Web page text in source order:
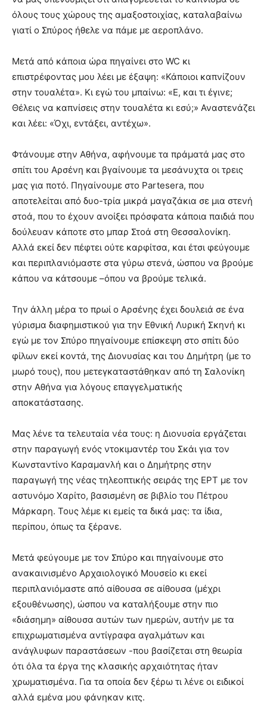
όλους τους χώρους της αμαξοστοιχίας, καταλαβαίνω
γιατί ο Σπύρος ήθελε να πάμε με αεροπλάνο.
Μετά από κάποια ώρα πηγαίνει στο WC κι
επιστρέφοντας μου λέει με έξαψη: «Κάποιοι καπνίζουν
στην τουαλέτα». Κι εγώ του μπαίνω: «Ε, και τι έγινε;
Θέλεις να καπνίσεις στην τουαλέτα κι εσύ;» Αναστενάζει
και λέει: «Όχι, εντάξει, αντέχω».
Φτάνουμε στην Αθήνα, αφήνουμε τα πράματά μας στο
σπίτι του Αρσένη και βγαίνουμε τα μεσάνυχτα οι τρεις
μας για ποτό. Πηγαίνουμε στο Partesera, που
αποτελείται από δυο-τρία μικρά μαγαζάκια σε μια στενή
στοά, που το έχουν ανοίξει πρόσφατα κάποια παιδιά που
δούλευαν κάποτε στο μπαρ Στοά στη Θεσσαλονίκη.
Αλλά εκεί δεν πέφτει ούτε καρφίτσα, και έτσι φεύγουμε
και περιπλανιόμαστε στα γύρω στενά, ώσπου να βρούμε
κάπου να κάτσουμε –όπου να βρούμε τελικά.
Την άλλη μέρα το πρωί ο Αρσένης έχει δουλειά σε ένα
γύρισμα διαφημιστικού για την Εθνική Λυρική Σκηνή κι
εγώ με τον Σπύρο πηγαίνουμε επίσκεψη στο σπίτι δύο
φίλων εκεί κοντά, της Διονυσίας και του Δημήτρη (με το
μωρό τους), που μετεγκαταστάθηκαν από τη Σαλονίκη
στην Αθήνα για λόγους επαγγελματικής
αποκατάστασης.
Μας λένε τα τελευταία νέα τους: η Διονυσία εργάζεται
στην παραγωγή ενός ντοκιμαντέρ του Σκάι για τον
Κωνσταντίνο Καραμανλή και ο Δημήτρης στην
παραγωγή της νέας τηλεοπτικής σειράς της ΕΡΤ με τον
αστυνόμο Χαρίτο, βασισμένη σε βιβλίο του Πέτρου
Μάρκαρη. Τους λέμε κι εμείς τα δικά μας: τα ίδια,
περίπου, όπως τα ξέρανε.
Μετά φεύγουμε με τον Σπύρο και πηγαίνουμε στο
ανακαινισμένο Αρχαιολογικό Μουσείο κι εκεί
περιπλανιόμαστε από αίθουσα σε αίθουσα (μέχρι
εξουθένωσης), ώσπου να καταλήξουμε στην πιο
«διάσημη» αίθουσα αυτών των ημερών, αυτήν με τα
επιχρωματισμένα αντίγραφα αγαλμάτων και
ανάγλυφων παραστάσεων -που βασίζεται στη θεωρία
ότι όλα τα έργα της κλασικής αρχαιότητας ήταν
χρωματισμένα. Για τα οποία δεν ξέρω τι λένε οι ειδικοί
αλλά εμένα μου φάνηκαν κιτς.